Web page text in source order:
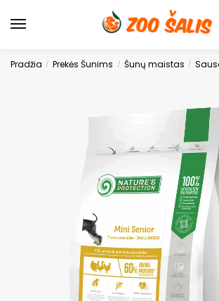
Pradžia / Prekės Šunims / Šunų maistas /